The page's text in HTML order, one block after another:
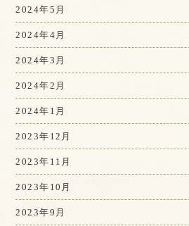
2024年5月
2024年4月
2024年3月
2024年2月
2024年1月
2023年12月
2023年11月
2023年10月
2023年9月